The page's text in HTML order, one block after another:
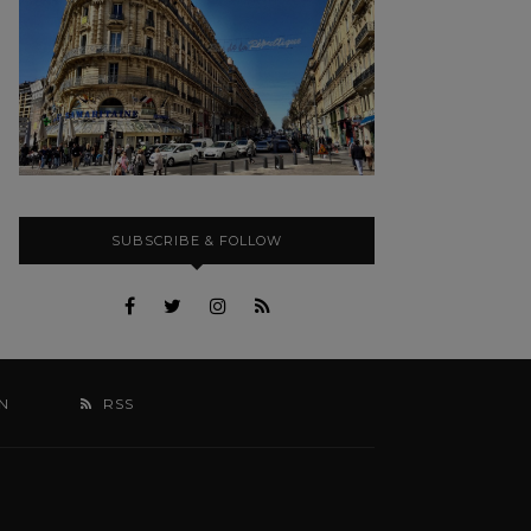
SUBSCRIBE & FOLLOW
RSS